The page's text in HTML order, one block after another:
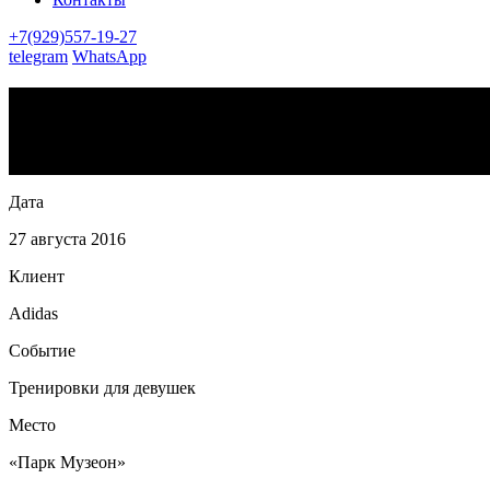
+7(929)557-19-27
telegram WhatsApp
Дата
27 августа 2016
Клиент
Adidas
Событие
Тренировки для девушек
Место
«Парк Музеон»